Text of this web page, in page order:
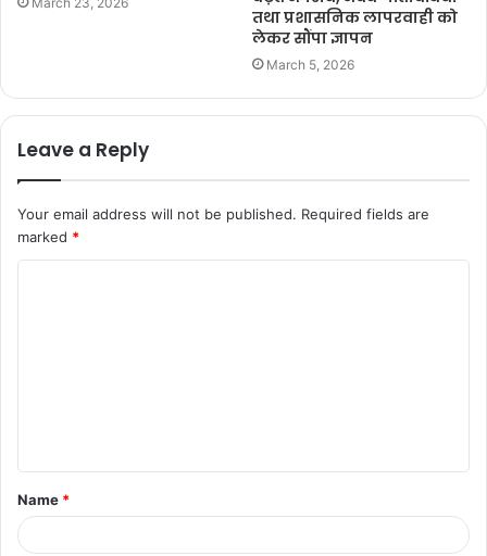
तथा प्रशासनिक लापरवाही को
लेकर सौंपा ज्ञापन
March 5, 2026
Leave a Reply
Your email address will not be published. Required fields are
marked *
t
*
Name *